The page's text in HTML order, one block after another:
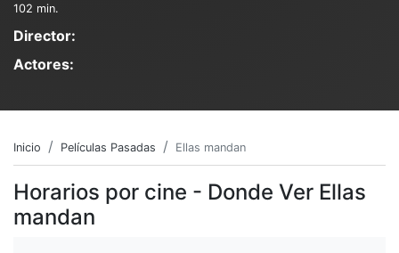
102 min.
Director:
Actores:
Inicio Películas Pasadas Ellas mandan
Horarios por cine - Donde Ver Ellas
mandan